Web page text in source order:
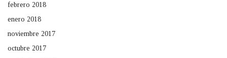
febrero 2018
enero 2018
noviembre 2017
octubre 2017